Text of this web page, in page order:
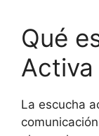
Qué
Activa
La escucha